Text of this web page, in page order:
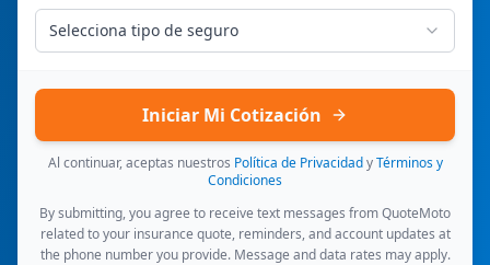
Selecciona tipo de seguro
Iniciar Mi Cotización
Al continuar, aceptas nuestros Política de Privacidad y Términos y
Condiciones
By submitting, you agree to receive text messages from QuoteMoto
related to your insurance quote, reminders, and account updates at
the phone number you provide. Message and data rates may apply.